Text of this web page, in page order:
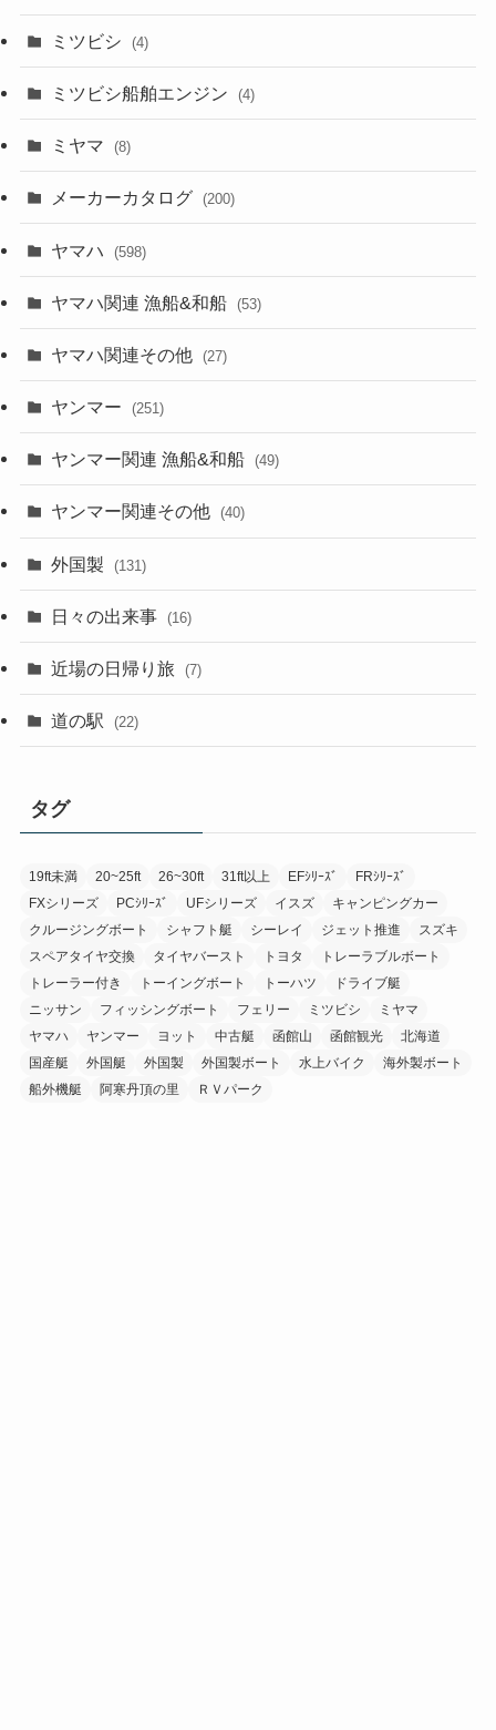
ミツビシ (4)
ミツビシ船舶エンジン (4)
ミヤマ (8)
メーカーカタログ (200)
ヤマハ (598)
ヤマハ関連 漁船&和船 (53)
ヤマハ関連その他 (27)
ヤンマー (251)
ヤンマー関連 漁船&和船 (49)
ヤンマー関連その他 (40)
外国製 (131)
日々の出来事 (16)
近場の日帰り旅 (7)
道の駅 (22)
タグ
19ft未満 20~25ft 26~30ft 31ft以上 EFｼﾘｰｽﾞ
FRｼﾘｰｽﾞ
FXシリーズ
PCｼﾘｰｽﾞ UFシリーズ イスズ
キャンピングカー
クルージングボート
シャフト艇 シーレイ ジェット推進
スズキ
スペアタイヤ交換
タイヤバースト トヨタ
トレーラブルボート
トレーラー付き
トーイングボート トーハツ
ドライブ艇
ニッサン
フィッシングボート フェリー ミツビシ
ミヤマ
ヤマハ
ヤンマー ヨット 中古艇 函館山 函館観光
北海道
国産艇
外国艇 外国製 外国製ボート 水上バイク
海外製ボート
船外機艇
阿寒丹頂の里 ＲＶパーク